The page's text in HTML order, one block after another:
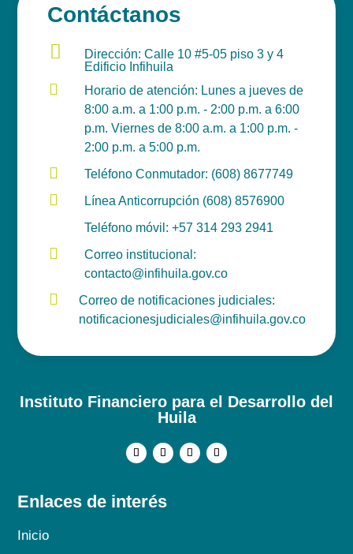
Contáctanos

Dirección: Calle 10 #5-05 piso 3 y 4
Edificio Infihuila

Horario de atención: Lunes a jueves de
8:00 a.m. a 1:00 p.m. - 2:00 p.m. a 6:00
p.m. Viernes de 8:00 a.m. a 1:00 p.m. -
2:00 p.m. a 5:00 p.m.
 Teléfono Conmutador: (608) 8677749
 Línea Anticorrupción (608) 8576900
Teléfono móvil: +57 314 293 2941

Correo institucional:
contacto@infihuila.gov.co

Correo de notificaciones judiciales:
notificacionesjudiciales@infihuila.gov.co
Instituto Financiero para el Desarrollo del
Huila
Enlaces de interés
Inicio